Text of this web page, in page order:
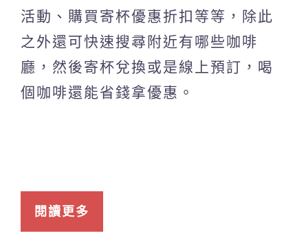
活動、購買寄杯優惠折扣等等，除此
之外還可快速搜尋附近有哪些咖啡
廳，然後寄杯兌換或是線上預訂，喝
個咖啡還能省錢拿優惠。
閱讀更多